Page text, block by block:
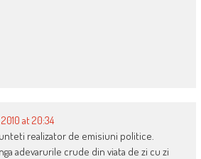
at 20:34
realizator de emisiuni politice.
adevarurile crude din viata de zi cu zi